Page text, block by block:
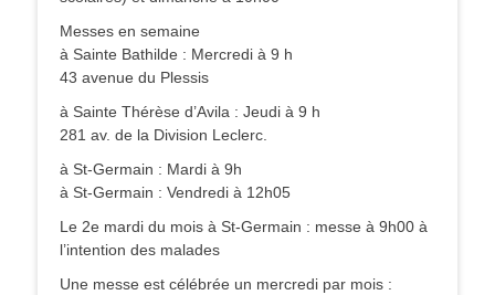
Messes en semaine
à Sainte Bathilde : Mercredi à 9 h
43 avenue du Plessis
à Sainte Thérèse d’Avila : Jeudi à 9 h
281 av. de la Division Leclerc.
à St-Germain : Mardi à 9h
à St-Germain : Vendredi à 12h05
Le 2e mardi du mois à St-Germain : messe à 9h00 à
l’intention des malades
Une messe est célébrée un mercredi par mois :